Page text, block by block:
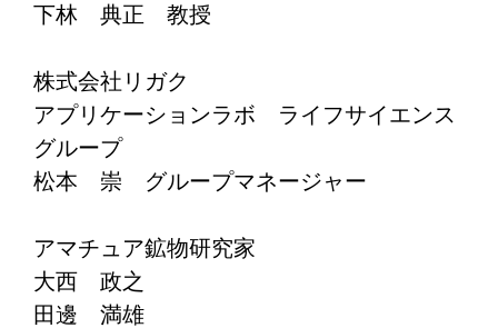
下林 典正 教授
株式会社リガク
アプリケーションラボ ライフサイエンス
グループ
松本 崇 グループマネージャー
アマチュア鉱物研究家
大西 政之
田邊 満雄